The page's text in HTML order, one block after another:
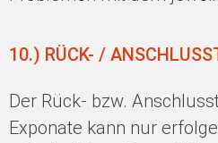
10.) RÜCK- /
Der Rück- bzw.
Exponate kann nur